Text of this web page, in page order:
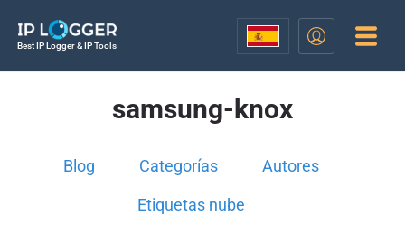
Best IP Logger & IP Tools
samsung-knox
Blog Categorías Autores
Etiquetas nube